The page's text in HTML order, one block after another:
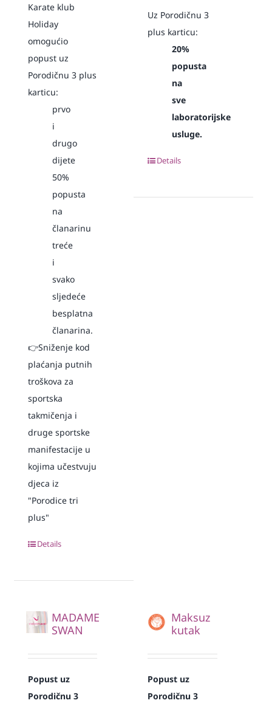
Karate klub
Holiday
omogućio
popust uz
Porodičnu 3 plus
karticu:
prvo
i
drugo
dijete
50%
popusta
na
članarinu
treće
i
svako
sljedeće
besplatna
članarina.
👉Sniženje kod
plaćanja putnih
troškova za
sportska
takmičenja i
druge sportske
manifestacije u
kojima učestvuju
djeca iz
"Porodice tri
plus"
Details
Uz Porodičnu 3
plus karticu:
20%
popusta
na
sve
laboratorijske
usluge.
Details
MADAME
SWAN
Popust uz
Porodičnu 3
Maksuz
kutak
Popust uz
Porodičnu 3